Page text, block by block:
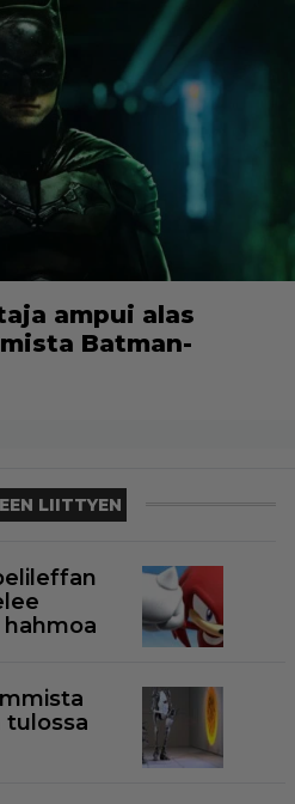
ampui alas
Batman-
LIITTYEN
tulossa